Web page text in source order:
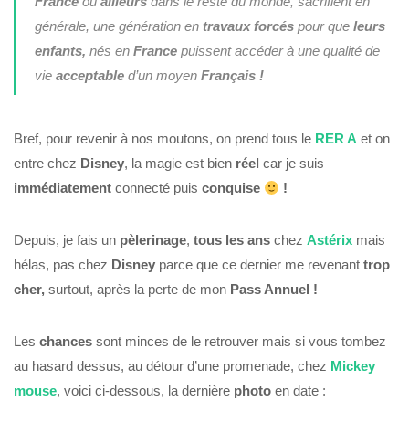
générale, une génération en travaux forcés pour que leurs
enfants, nés en Francepuissent accéder à une qualité de
vie acceptable d’un moyen Français !
Bref, pour revenir à nos moutons, on prend tous le RER A et on
entre chez Disney, la magie est bien réel car je suis
immédiatement connecté puis conquise !
Depuis, je fais un pèlerinage, tous les ans chez Astérix mais
hélas, pas chez Disney parce que ce dernier me revenant trop
cher, surtout, après la perte de mon Pass Annuel !
Les chances sont minces de le retrouver mais si vous tombez
au hasard dessus, au détour d’une promenade, chez Mickey
mouse, voici ci-dessous, la dernière photo en date :